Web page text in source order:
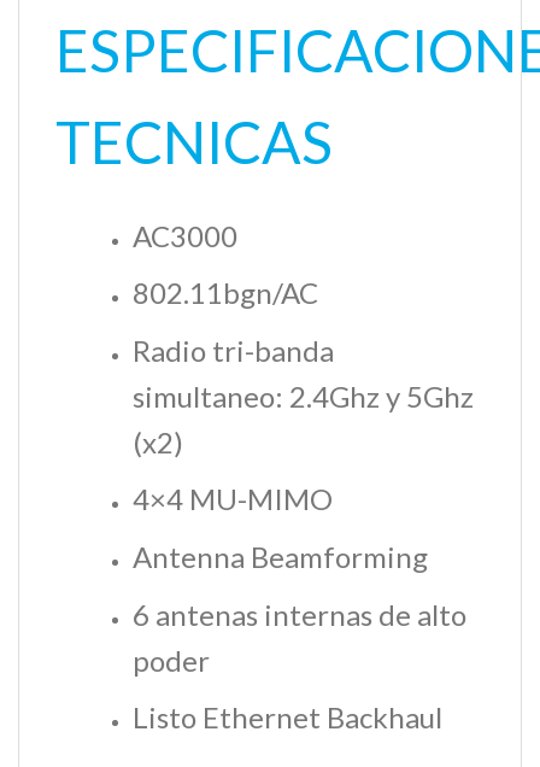
TECNICAS
AC3000
802.11bgn/AC
Radio tri-banda
simultaneo: 2.4Ghz y 5Ghz
(x2)
4×4 MU-MIMO
Antenna Beamforming
6 antenas internas de alto
poder
Listo Ethernet Backhaul